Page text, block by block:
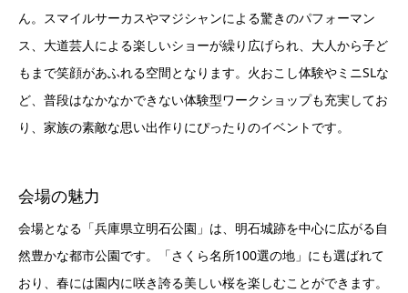
ん。スマイルサーカスやマジシャンによる驚きのパフォーマン
ス、大道芸人による楽しいショーが繰り広げられ、大人から子ど
もまで笑顔があふれる空間となります。火おこし体験やミニSLな
ど、普段はなかなかできない体験型ワークショップも充実してお
り、家族の素敵な思い出作りにぴったりのイベントです。
会場の魅力
会場となる「兵庫県立明石公園」は、明石城跡を中心に広がる自
然豊かな都市公園です。「さくら名所100選の地」にも選ばれて
おり、春には園内に咲き誇る美しい桜を楽しむことができます。